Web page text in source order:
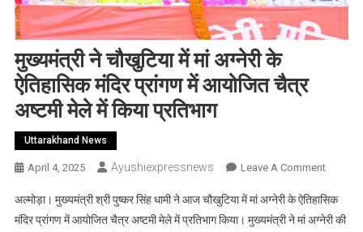
मुख्यमंत्री ने चौखुटिया में मां अग्नेरी के
ऐतिहासिक मंदिर प्रांगण में आयोजित चैत्र
अष्टमी मेले में किया प्रतिभाग
Uttarakhand News
April 4, 2025 Ayushiexpressnews Leave A CommentOn
ने
चौखुटिया
अल्मोड़ा। मुख्यमंत्री श्री पुष्कर सिंह धामी ने आज चौखुटिया में मां अग्नेरी के ऐतिहासिक
मंदिर प्रांगण में आयोजित चैत्र अष्टमी मेले में प्रतिभाग किया। मुख्यमंत्री ने मां अग्नेरी की